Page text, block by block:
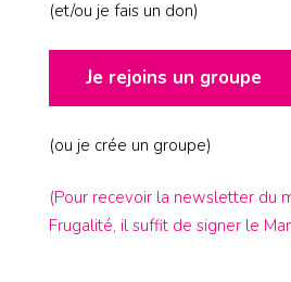
(et/ou je fais un don)
Je rejoins un groupe
(ou je crée un groupe)
(Pour recevoir la newsletter du
Frugalité, il suffit de signer le